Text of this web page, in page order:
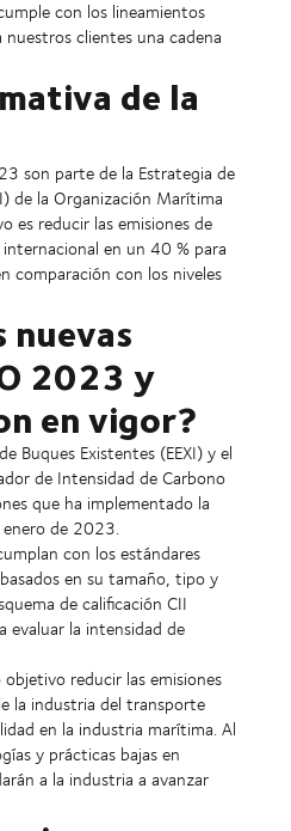
con los lineamientos
clientes una cadena
de la
son parte de la Estrategia de
de la Organización Marítima
es reducir las emisiones de
en un 40 % para
con los niveles
nuevas
2023 y
en vigor?
Buques Existentes (EEXI) y el
de Intensidad de Carbono
que ha implementado la
de 2023.
con los estándares
en su tamaño, tipo y
de calificación CII
evaluar la intensidad de
reducir las emisiones
la industria del transporte
en la industria marítima. Al
y prácticas bajas en
a la industria a avanzar